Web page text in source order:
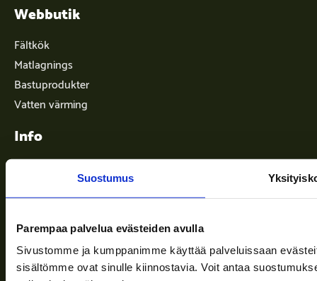
Suostumus
Parempaa palvelua evästeiden avulla
Sivustomme ja kumppanimme käyttää palveluissaan
sisältömme ovat sinulle kiinnostavia. Voit antaa
Webbutik
Fältkök
Matlagnings
Bastuprodukter
Vatten värming
Info
Leveransvillkor
Företaget
Information och stöd